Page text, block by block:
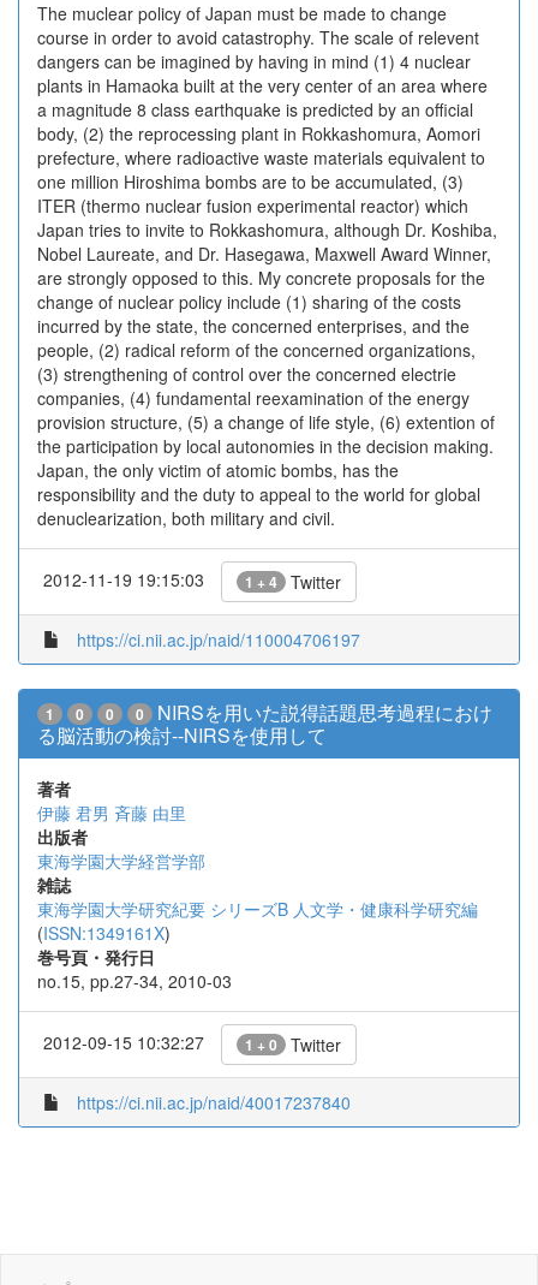
The muclear policy of Japan must be made to change
course in order to avoid catastrophy. The scale of relevent
dangers can be imagined by having in mind (1) 4 nuclear
plants in Hamaoka built at the very center of an area where
a magnitude 8 class earthquake is predicted by an official
body, (2) the reprocessing plant in Rokkashomura, Aomori
prefecture, where radioactive waste materials equivalent to
one million Hiroshima bombs are to be accumulated, (3)
ITER (thermo nuclear fusion experimental reactor) which
Japan tries to invite to Rokkashomura, although Dr. Koshiba,
Nobel Laureate, and Dr. Hasegawa, Maxwell Award Winner,
are strongly opposed to this. My concrete proposals for the
change of nuclear policy include (1) sharing of the costs
incurred by the state, the concerned enterprises, and the
people, (2) radical reform of the concerned organizations,
(3) strengthening of control over the concerned electrie
companies, (4) fundamental reexamination of the energy
provision structure, (5) a change of life style, (6) extention of
the participation by local autonomies in the decision making.
Japan, the only victim of atomic bombs, has the
responsibility and the duty to appeal to the world for global
denuclearization, both military and civil.
2012-11-19 19:15:03 1 + 4 Twitter
https://ci.nii.ac.jp/naid/110004706197
1 0 0 0
NIRSを用いた説得話題思考過程におけ
る脳活動の検討--NIRSを使用して
著者
伊藤 君男 斉藤 由里
出版者
東海学園大学経営学部
雑誌
東海学園大学研究紀要 シリーズB 人文学・健康科学研究編
(ISSN:1349161X)
巻号頁・発行日
no.15, pp.27-34, 2010-03
2012-09-15 10:32:27 1 + 0 Twitter
https://ci.nii.ac.jp/naid/40017237840